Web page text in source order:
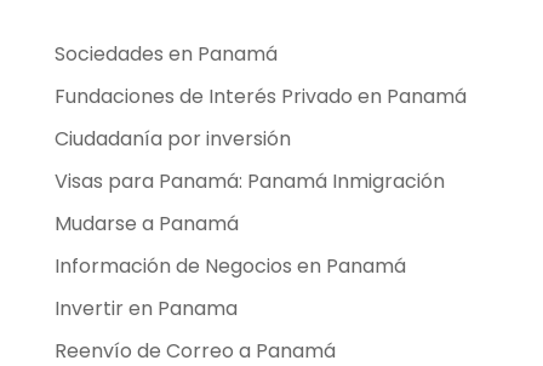
Sociedades en Panamá
Fundaciones de Interés Privado en Panamá
Ciudadanía por inversión
Visas para Panamá: Panamá Inmigración
Mudarse a Panamá
Información de Negocios en Panamá
Invertir en Panama
Reenvío de Correo a Panamá